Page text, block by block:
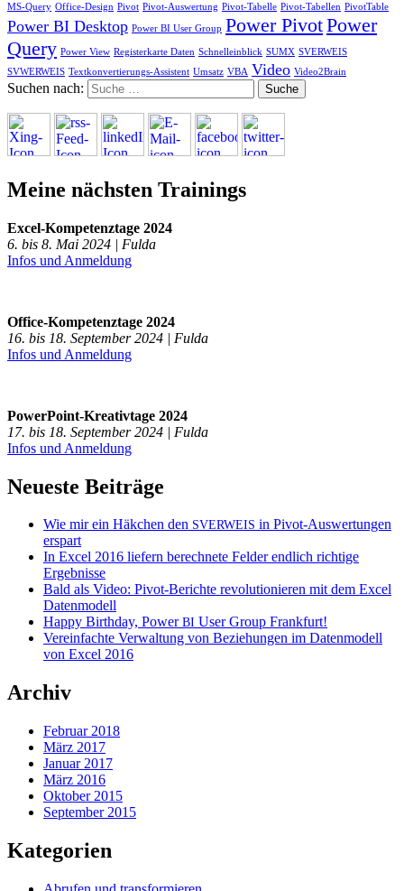
MS-Query Office-Design Pivot Pivot-Auswertung Pivot-Tabelle Pivot-Tabellen PivotTable
Power BI Desktop Power BI User Group Power PivotPower
Query Power View Registerkarte Daten Schnelleinblick SUMX SVERWEIS
SVWERWEIS Textkonvertierungs-Assistent Umsatz VBA Video Video2Brain
Suchen nach:
Meine nächsten Trainings
Excel-Kompetenztage 2024
6. bis 8. Mai 2024 | Fulda
Infos und Anmeldung
Office-Kompetenztage 2024
16. bis 18. September 2024 | Fulda
Infos und Anmeldung
PowerPoint-Kreativtage 2024
17. bis 18. September 2024 | Fulda
Infos und Anmeldung
Neueste Beiträge
Wie mir ein Häkchen den SVERWEIS in Pivot-Auswertungen
erspart
In Excel 2016 liefern berechnete Felder endlich richtige
Ergebnisse
Bald als Video: Pivot-Berichte revolutionieren mit dem Excel
Datenmodell
Happy Birthday, PowerBI User Group Frankfurt!
Vereinfachte Verwaltung von Beziehungen im Datenmodell
von Excel 2016
Archiv
Februar 2018
März 2017
Januar 2017
März 2016
Oktober 2015
September 2015
Kategorien